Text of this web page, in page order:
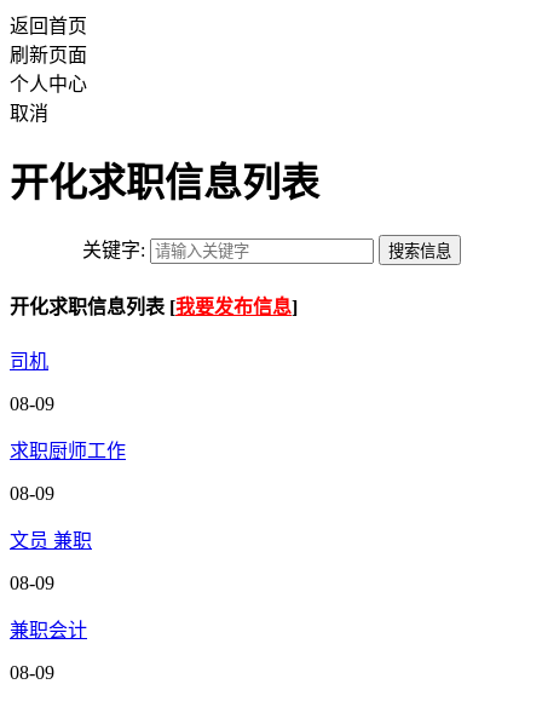
返回首页
刷新页面
个人中心
取消
开化求职信息列表
关键字:
开化求职信息列表 [我要发布信息]
司机
08-09
求职厨师工作
08-09
文员 兼职
08-09
兼职会计
08-09